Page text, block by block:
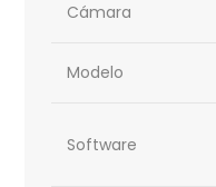
Cámara
Modelo
Software